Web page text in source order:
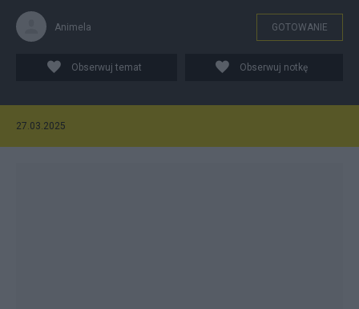
Animela GOTOWANIE
Obserwuj temat Obserwuj notkę
27.03.2025